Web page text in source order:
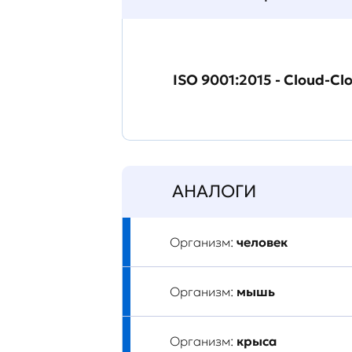
ISO 9001:2015 - Cloud-
АНАЛОГИ
Организм: человек
Организм: мышь
Организм: крыса